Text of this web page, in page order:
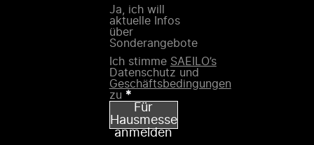
Ja, ich will
aktuelle Infos
über
Sonderangebote
Ich stimme SAEILO’s
Datenschutz und
Geschäftsbedingungen
zu *
Für
Hausmesse
anmelden